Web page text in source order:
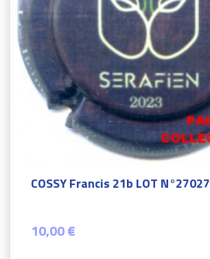
COSSY Francis 21b LOT N°27027
10,00 €